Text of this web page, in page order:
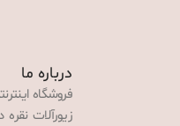
درباره ما
فروشگاه
زیورآلات